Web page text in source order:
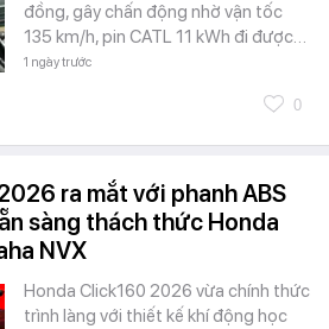
đồng, gây chấn động nhờ vận tốc
135 km/h, pin CATL 11 kWh đi được…
1 ngày trước
0
ra mắt với phanh ABS
sàng thách thức Honda
NVX
Honda Click160 2026 vừa chính thức
trình làng với thiết kế khí động học